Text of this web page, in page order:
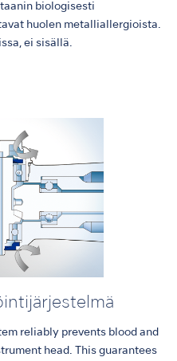
biologisesti
huolen metalliallergioista.
ei sisällä.
reliably prevents blood and
head. This guarantees